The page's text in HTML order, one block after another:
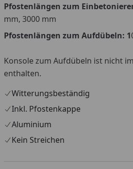
Pfostenlängen zum
mm, 3000 mm
Pfostenlängen zum Aufdübeln: 1
Konsole zum Aufdübeln ist nicht
enthalten.
Witterungsbeständig
Inkl. Pfostenkappe
Aluminium
Kein Streichen